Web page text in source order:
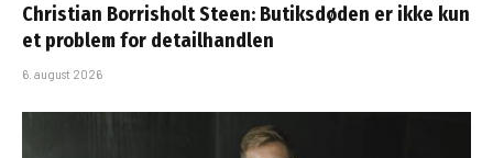
Christian Borrisholt Steen: Butiksdøden er ikke kun
et problem for detailhandlen
6. august 2026